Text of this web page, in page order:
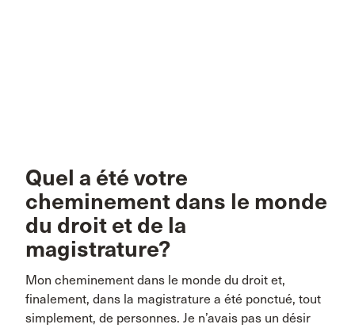
Quel a été votre
cheminement dans le monde
du droit et de la
magistrature?
Mon cheminement dans le monde du droit et,
finalement, dans la magistrature a été ponctué, tout
simplement, de personnes. Je n’avais pas un désir